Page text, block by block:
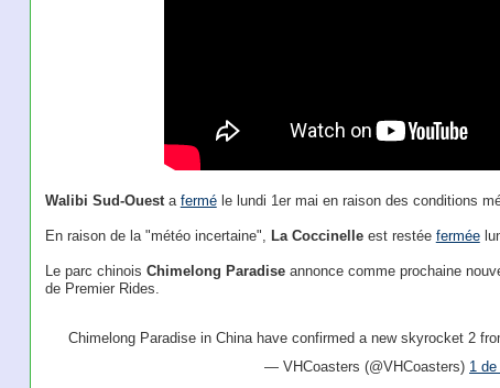
Walibi Sud-Ouesta ferméle lundi 1er mai en raison des conditions
En raison de la "météo incertaine", La Coccinelleest restée fermée
Le parc chinois Chimelong Paradiseannonce comme prochaine
de Premier Rides.
Chimelong Paradise in China have confirmed a new skyrocket 2
— VHCoasters (@VHCoasters) 1